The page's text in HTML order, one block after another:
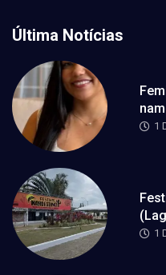
Última Notícias
1
1